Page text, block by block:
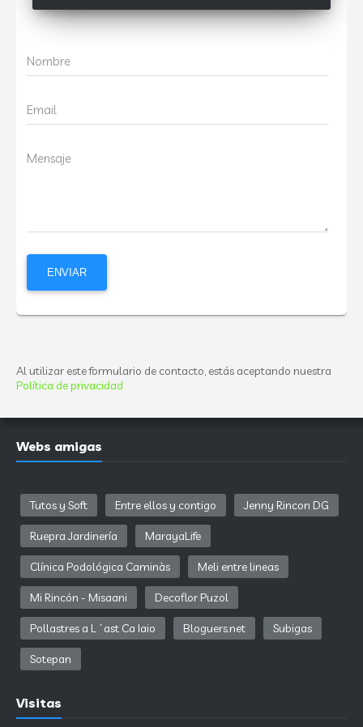
Nombre
Email
Mensaje
Al utilizar este formulario de contacto, estás aceptando nuestra
Política de privacidad
Webs amigas
Tutos y Soft Entre ellos y contigo Jenny Rincon DG
Ruepra Jardinería MarayaLife
Clínica Podológica Caminàs Meli entre lineas
Mi Rincón - Misaani Decoflor Puzol
Pollastres a L´ast Ca Iaio Bloguers.net Subigas
Sotepan
Visitas